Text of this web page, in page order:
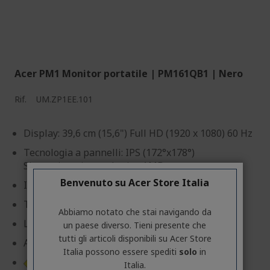
Acer PM1 Monitor portatile | PM161QB1 | Nero
Rif. UM.ZP1EE.101
Display: 39,6 cm (15,6") Full HD (1920 x 1080) 60 Hz
Tecnologia a pannelli: IPS (172°x178°)
Sincronizzazione adattiva AMD
Input: 1 x HDMI, 2 x USB di tipo C
Tempo di risposta: 4 ms (GTG)
Luminosità: 250 cd/m²
Alimentato direttamente dal laptop
Scheda informativa prodotto
Benvenuto su Acer Store Italia
Abbiamo notato che stai navigando da
un paese diverso. Tieni presente che
tutti gli articoli disponibili su Acer Store
Italia possono essere spediti solo in
Italia.